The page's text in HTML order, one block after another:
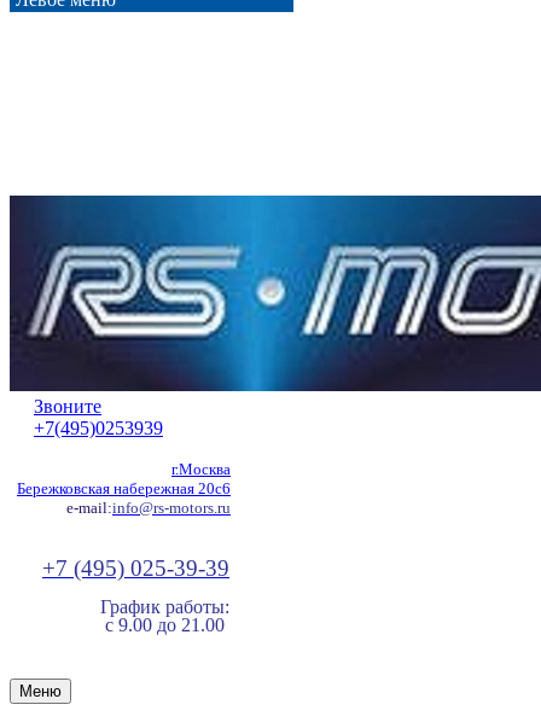
Звоните
+7(495)0253939
г.Москва
Бережковская набережная 20с6
e-mail:info@rs-motors.ru
+7 (495) 025-39-39
График работы:
с 9.00 до 21.00
Меню